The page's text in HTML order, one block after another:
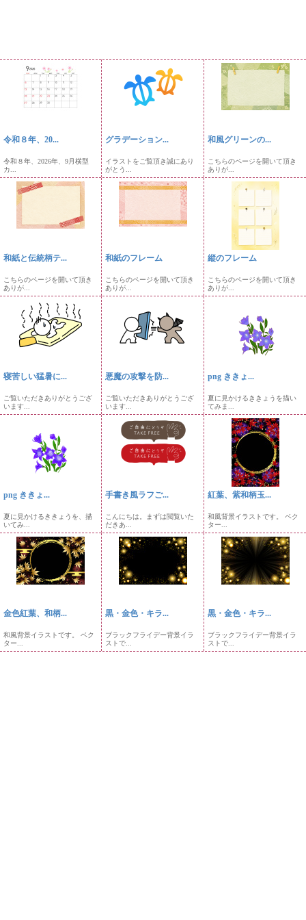
令和８年、20...
令和８年、2026年、9月横型
カ...
グラデーション...
イラストをご覧頂き誠にあり
がとう...
和風グリーンの...
こちらのページを開いて頂き
ありが...
和紙と伝統柄テ...
こちらのページを開いて頂き
ありが...
和紙のフレーム
こちらのページを開いて頂き
ありが...
縦のフレーム
こちらのページを開いて頂き
ありが...
寝苦しい猛暑に...
ご覧いただきありがとうござ
います...
悪魔の攻撃を防...
ご覧いただきありがとうござ
います...
png ききょ...
夏に見かけるききょうを描い
てみま...
png ききょ...
夏に見かけるききょうを、描
いてみ...
手書き風ラフご...
こんにちは。まずは閲覧いた
だきあ...
紅葉、紫和柄玉...
和風背景イラストです。 ベク
ター...
金色紅葉、和柄...
和風背景イラストです。 ベク
ター...
黒・金色・キラ...
ブラックフライデー背景イラ
ストで...
黒・金色・キラ...
ブラックフライデー背景イラ
ストで...